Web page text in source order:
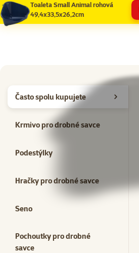
Toaleta Small Animal rohová
49,4x33,5x26,2cm
Často spolu kupujete
Krmivo pro drobné savce
Podestýlky
Hračky pro drobné savce
Seno
Pochoutky pro drobné
savce